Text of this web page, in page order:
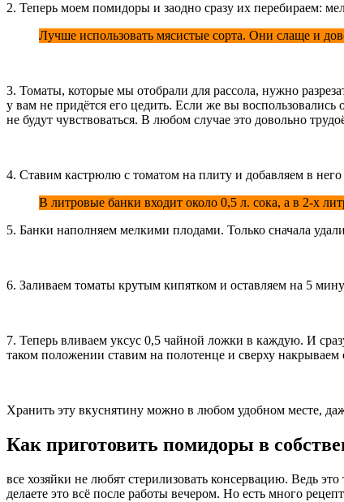
2. Теперь моем помидоры и заодно сразу их перебираем:
Лучше использовать мясистые сорта. Они слаще и
3. Томаты, которые мы отобрали для рассола, нужно
у вам не придётся его цедить. Если же вы
не будут чувствоваться. В любом случае это довольно
4. Ставим кастрюлю с томатом на плиту и добавляем в
В литровые банки входит около 0,5 л. сока, а в 2-х
5. Банки наполняем мелкими плодами. Только сначала
6. Заливаем томаты крутым кипятком и оставляем на 5
7. Теперь вливаем уксус 0,5 чайной ложки в каждую. И
таком положении ставим на полотенце и сверху накрываем
Хранить эту вкуснятину можно в любом удобном месте,
Как приготовить помидоры в
все хозяйки не любят стерилизовать консервацию. Ведь
делаете это всё после работы вечером. Но есть много